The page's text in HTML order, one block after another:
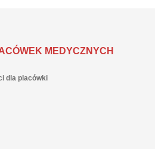
MEDYCZNYCH
dla placówki